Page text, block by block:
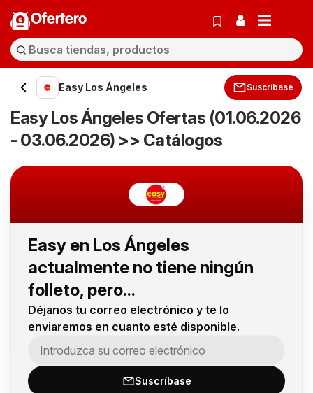
Ofertero
Easy Los Ángeles Suscríbase
Easy Los Ángeles Ofertas (01.06.2026
- 03.06.2026) >> Catálogos
Easy en Los Ángeles
actualmente no tiene ningún
folleto, pero...
Déjanos tu correo electrónico y te lo
enviaremos en cuanto esté disponible.
Suscríbase